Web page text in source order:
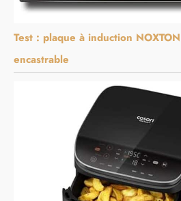
Test : plaque à induction
encastrable